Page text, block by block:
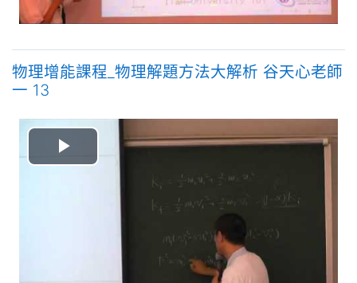
物理增能課程_物理解題方法大解析 谷天心老師
一 13
播